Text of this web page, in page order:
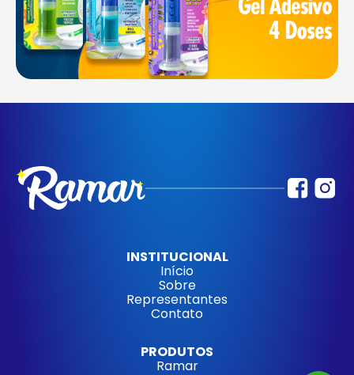
INSTITUCIONAL
Início
Sobre
Representantes
Contato
PRODUTOS
Ramar